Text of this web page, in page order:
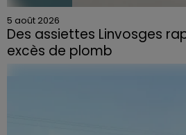
5 août 2026
Des assiettes Linvosges
excès de plomb
Du plomb a été détecté dans